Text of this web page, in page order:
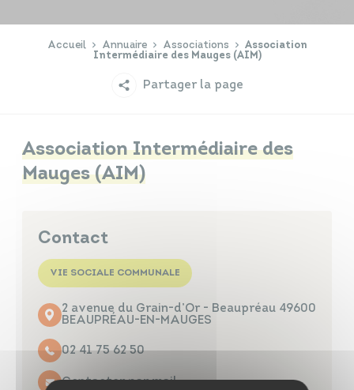
Accueil Annuaire Associations
Association
Intermédiaire des Mauges (AIM)
Partager la page
Association Intermédiaire des
Mauges (AIM)
Contact
VIE SOCIALE COMMUNALE
2 avenue du Grain-d’Or - Beaupréau 49600
BEAUPRÉAU-EN-MAUGES
02 41 75 62 50
Contacter par mail